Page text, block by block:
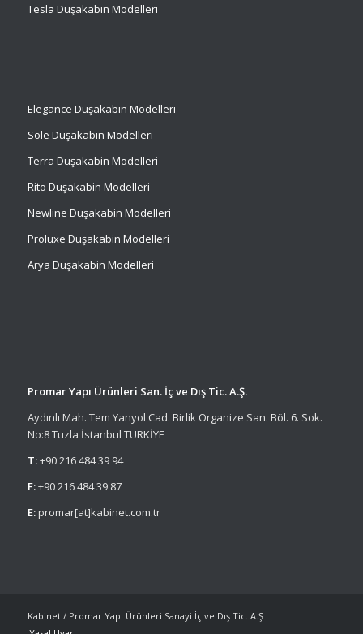
Tesla Duşakabin Modelleri
Elegance Duşakabin Modelleri
Sole Duşakabin Modelleri
Terra Duşakabin Modelleri
Rito Duşakabin Modelleri
Newline Duşakabin Modelleri
Proluxe Duşakabin Modelleri
Arya Duşakabin Modelleri
Promar Yapı Ürünleri San. İç ve Dış Tic. A.Ş.
Aydınlı Mah. Tem Yanyol Cad. Birlik Organize San. Böl. 6. Sok.
No:8 Tuzla İstanbul TÜRKİYE
T:+90 216 484 39 94
F:+90 216 484 39 87
E:promar[at]kabinet.com.tr
Kabinet / Promar Yapı Ürünleri Sanayi İç ve Dış Tic. A.Ş